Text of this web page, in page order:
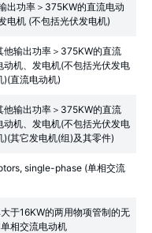
出功率＞375KW的直流电动
电机 (不包括光伏发电机)
他输出功率＞375KW的直流
动机、发电机(不包括光伏发电
)(直流电动机)
他输出功率＞375KW的直流
动机、发电机(不包括光伏发电
)(其它发电机(组)及其零件)
single-phase (单相交流
于16KW的两用物项管制的无
相交流电动机